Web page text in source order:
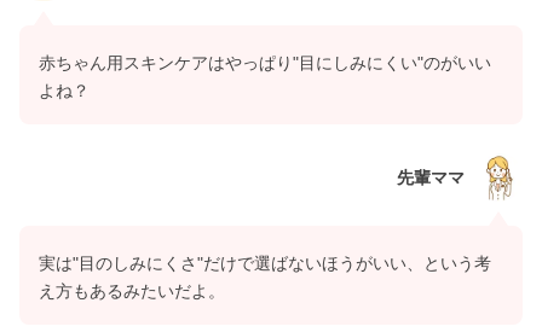
赤ちゃん用スキンケアはやっぱり"目にしみにくい"のがいい
よね？
先輩ママ
実は"目のしみにくさ"だけで選ばないほうがいい、という考
え方もあるみたいだよ。